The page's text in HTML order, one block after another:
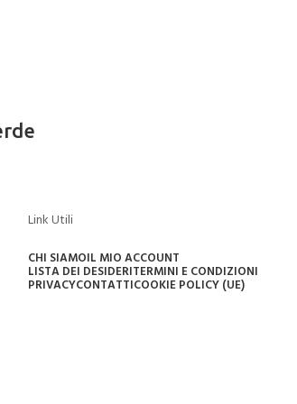
Link Utili
CHI SIAMOIL MIO ACCOUNT
LISTA DEI DESIDERITERMINI E CONDIZIONI
PRIVACYCONTATTICOOKIE POLICY (UE)